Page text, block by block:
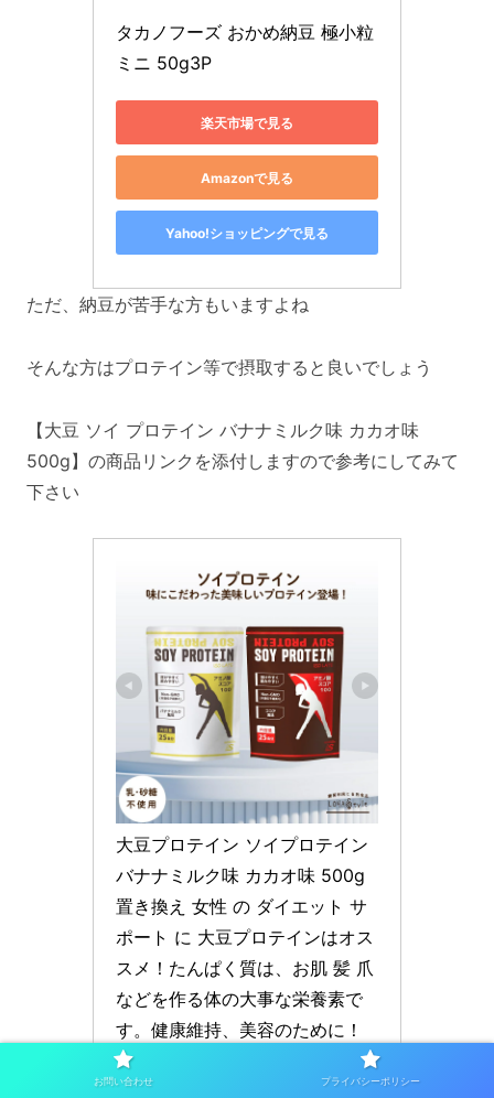
タカノフーズ おかめ納豆 極小粒
ミニ 50g3P
楽天市場で見る
Amazonで見る
Yahoo!ショッピングで見る
ただ、納豆が苦手な方もいますよね
そんな方はプロテイン等で摂取すると良いでしょう
【大豆 ソイ プロテイン バナナミルク味 カカオ味
500g】の商品リンクを添付しますので参考にしてみて
下さい
大豆プロテイン ソイプロテイン
バナナミルク味 カカオ味 500g
置き換え 女性 の ダイエット サ
ポート に 大豆プロテインはオス
スメ！たんぱく質は、お肌 髪 爪
などを作る体の大事な栄養素で
す。健康維持、美容のために！
サプリメント 専門店MHS
お問い合わせ プライバシーポリシー